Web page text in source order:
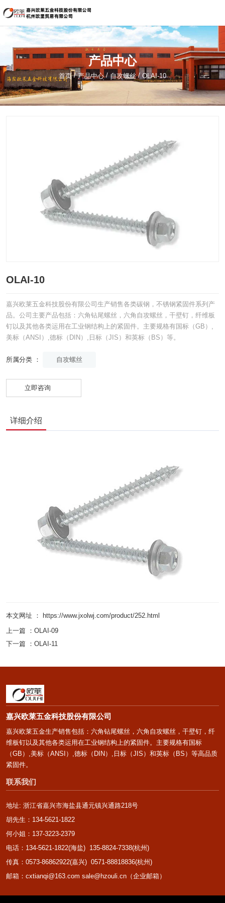
嘉兴欧莱五金科技股份有限公司
134-5621-1822（海盐）
sale@hzouli.cn
简体中文
产品中心
首页/产品中心 / 自攻螺丝 / OLAI-10
OLAI-10
嘉兴欧莱五金科技股份有限公司生产销售各类碳钢，不锈钢紧固件系列产
品。公司主要产品包括：六角钻尾螺丝，六角自攻螺丝，干壁钉，纤维板
钉以及其他各类运用在工业钢结构上的紧固件。主要规格有国标（GB）,
美标（ANSI）,德标（DIN）,日标（JIS）和英标（BS）等。
所属分类 ： 自攻螺丝
立即咨询
详细介绍
本文网址 ： https://www.jxolwj.com/product/252.html
上一篇 ： OLAI-09
下一篇 ： OLAI-11
嘉兴欧莱五金科技股份有限公司
嘉兴欧莱五金生产销售包括：六角钻尾螺丝，六角自攻螺丝，干壁钉，纤
维板钉以及其他各类运用在工业钢结构上的紧固件。主要规格有国标
（GB）,美标（ANSI）,德标（DIN）,日标（JIS）和英标（BS）等高品质
紧固件。
联系我们
地址: 浙江省嘉兴市海盐县通元镇兴通路218号
胡先生：134-5621-1822
何小姐：137-3223-2379
电话：134-5621-1822(海盐) 135-8824-7338(杭州)
传真：0573-86862922(嘉兴) 0571-88818836(杭州)
邮箱：cxtianqi@163.com sale@hzouli.cn（企业邮箱）